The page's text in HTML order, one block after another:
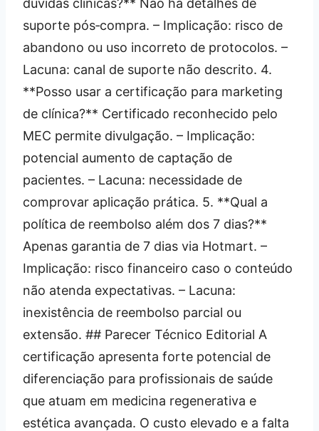
dúvidas clínicas?** Não há detalhes de
suporte pós‑compra. – Implicação: risco de
abandono ou uso incorreto de protocolos. –
Lacuna: canal de suporte não descrito. 4.
**Posso usar a certificação para marketing
de clínica?** Certificado reconhecido pelo
MEC permite divulgação. – Implicação:
potencial aumento de captação de
pacientes. – Lacuna: necessidade de
comprovar aplicação prática. 5. **Qual a
política de reembolso além dos 7 dias?**
Apenas garantia de 7 dias via Hotmart. –
Implicação: risco financeiro caso o conteúdo
não atenda expectativas. – Lacuna:
inexistência de reembolso parcial ou
extensão. ## Parecer Técnico Editorial A
certificação apresenta forte potencial de
diferenciação para profissionais de saúde
que atuam em medicina regenerativa e
estética avançada. O custo elevado e a falta